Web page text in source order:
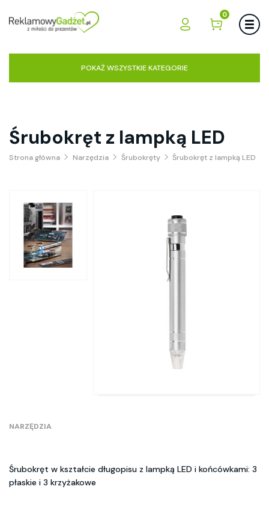
0
POKAŻ WSZYSTKIE KATEGORIE
Śrubokręt z lampką LED
Strona główna Narzędzia Śrubokręty Śrubokręt z lampką LED
NARZĘDZIA
Śrubokręt w kształcie długopisu z lampką LED i końcówkami: 3
płaskie i 3 krzyżakowe